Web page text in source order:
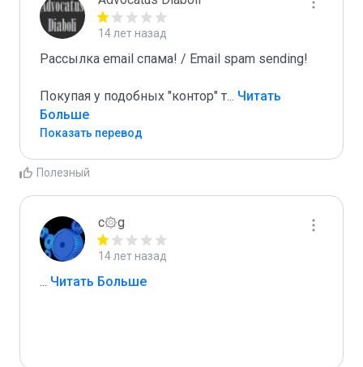
14 лет назад
Рассылка email спама! / Email spam sending!
Покупая у подобных "контор" т... Читать
Больше
Показать перевод
Полезный
c۞g
14 лет назад
... Читать Больше